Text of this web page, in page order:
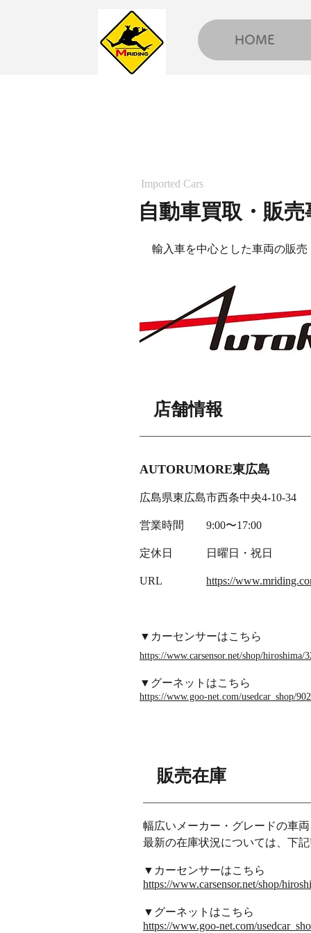
HOME
Imported Cars
自動車買取・販売
輸 入車を中心とした車両の販売
​店舗情報​
AUTORUMORE東広島
広島県東広島市西条中央4-10-34
営業時間 9:00〜17:00
定休日 日曜日・祝日
URL https://
▼カーセンサーはこちら
https://www.carsensor.net/shop/hiroshima/
▼グーネットはこちら
https://www.goo-net.com/usedcar_shop/
販売在庫
幅広いメーカー・グレードの車
最新の在庫状況については、 下
▼カーセンサーはこちら
https://www.carsensor.net/shop/
▼グーネットはこちら
https://www.goo-net.com/